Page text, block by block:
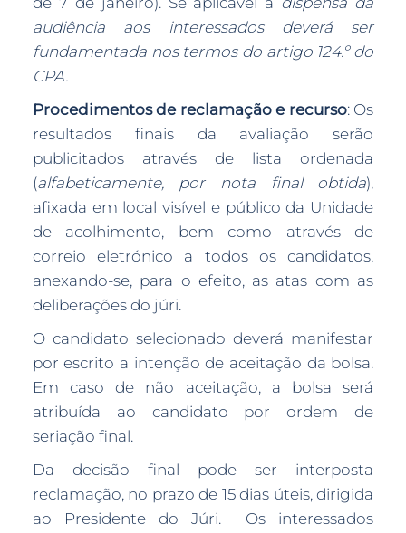
audiência aos interessados deverá ser
fundamentada nos termos do artigo 124.º do
CPA.
Procedimentos de reclamação e recurso: Os
resultados finais da avaliação serão
publicitados através de lista ordenada
(alfabeticamente, por nota final obtida),
afixada em local visível e público da Unidade
de acolhimento, bem como através de
correio eletrónico a todos os candidatos,
anexando-se, para o efeito, as atas com as
deliberações do júri.
O candidato selecionado deverá manifestar
por escrito a intenção de aceitação da bolsa.
Em caso de não aceitação, a bolsa será
atribuída ao candidato por ordem de
seriação final.
Da decisão final pode ser interposta
reclamação, no prazo de 15 dias úteis, dirigida
ao Presidente do Júri. Os interessados